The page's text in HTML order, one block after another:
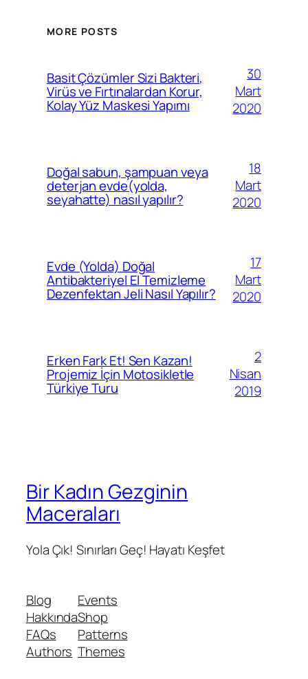
MORE POSTS
Basit Çözümler Sizi Bakteri,
Virüs ve Fırtınalardan Korur,
Kolay Yüz Maskesi Yapımı
30
Mart
2020
Doğal sabun, şampuan veya
deterjan evde(yolda,
seyahatte) nasıl yapılır?
18
Mart
2020
Evde (Yolda) Doğal
Antibakteriyel El Temizleme
Dezenfektan Jeli Nasıl Yapılır?
17
Mart
2020
Erken Fark Et! Sen Kazan!
Projemiz İçin Motosikletle
Türkiye Turu
2
Nisan
2019
Bir Kadın Gezginin
Maceraları
Yola Çık! Sınırları Geç! Hayatı Keşfet
Blog
Hakkında
FAQs
Authors
Events
Shop
Patterns
Themes